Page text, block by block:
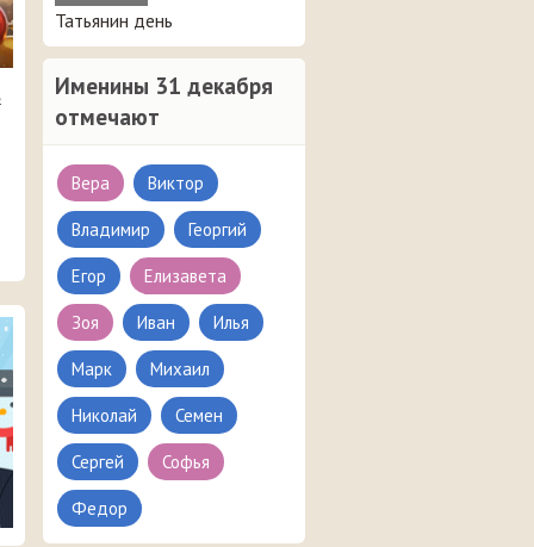
Татьянин день
Именины 31 декабря
отмечают
Вера Виктор
Владимир Георгий
Егор Елизавета
Зоя Иван Илья
Марк Михаил
Николай Семен
Сергей Софья
Федор